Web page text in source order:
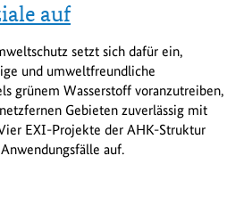
auf
setzt sich dafür ein,
und umweltfreundliche
grünem Wasserstoff voranzutreiben,
Gebieten zuverlässig mit
EXI-Projekte der AHK-Struktur
auf.